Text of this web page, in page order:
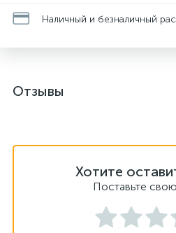
Наличный и безналичный
Отзывы
Хотите
Поставьте